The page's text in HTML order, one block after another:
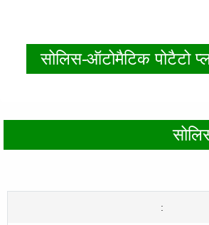
सोलिस-ऑटोमैटिक पोटैटो
: